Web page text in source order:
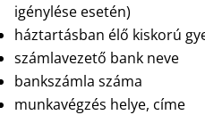
igénylése esetén)
háztartásban élő kiskorú
számlavezető bank neve
bankszámla száma
munkavégzés helye, címe